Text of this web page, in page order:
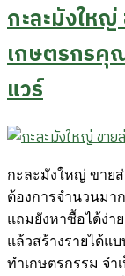
กะละมังใหญ่
เกษตรกรคุ
แวร์
กะละมังใหญ่ ขาย
ต้องการจำนวนมา
แถมยังหาซื้อได้ง่า
แล้วสร้างรายได้แ
ทำเกษตรกรรม จ